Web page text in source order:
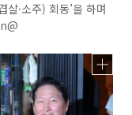
·소주) 회동’을 하며